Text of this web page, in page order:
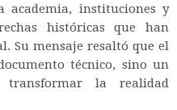
academia, instituciones y
históricas que han
Su mensaje resaltó que el
técnico, sino un
transformar la realidad